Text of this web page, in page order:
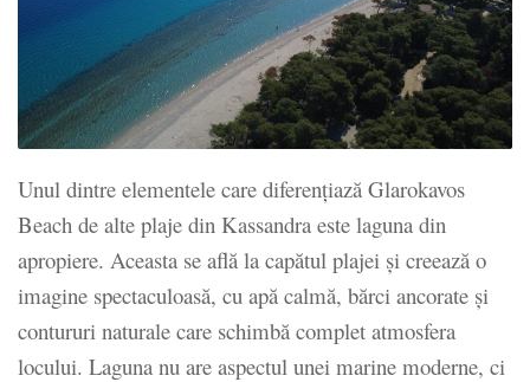
Unul dintre elementele care diferențiază Glarokavos
Beach de alte plaje din Kassandra este laguna din
apropiere. Aceasta se află la capătul plajei și creează o
imagine spectaculoasă, cu apă calmă, bărci ancorate și
contururi naturale care schimbă complet atmosfera
locului. Laguna nu are aspectul unei marine moderne, ci